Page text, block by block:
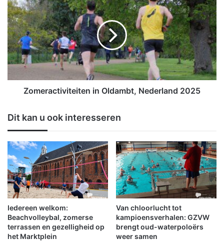
o
l
l
e
g
e
v
W
i
n
o
l
i
t
i
e
k
o
m
e
r
a
c
t
i
e
i
t
e
n
i
n
O
l
d
a
m
Zomeractiviteiten in Oldambt, Nederland 2025
Dit kan u ook interesseren
Iedereen welkom:
Beachvolleybal, zomerse
terrassen en gezelligheid op
het Marktplein
Van chloorlucht tot
kampioensverhalen: GZVW
brengt oud-waterpoloërs
weer samen